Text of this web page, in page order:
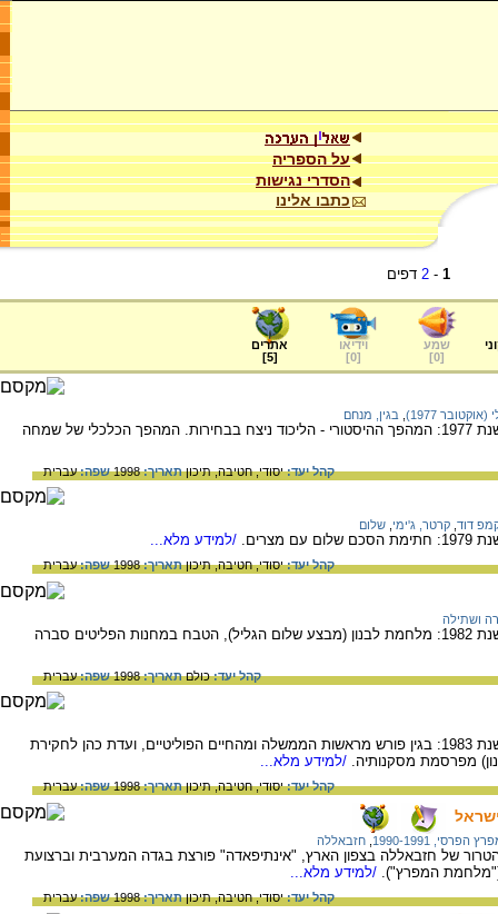
על הספריה
הסדרי נגישות
כתבו אלינו
1
-
2 דפים
שמע
[
0
]
וידיאו
[
0
]
אתרים
[
5
]
1977) בגין, מנחם
האירועים החשובים שארעו במדינת ישראל בשנת 1977: המהפך ההיסטורי - הליכוד ניצח בבחירות. המהפך הכלכלי של שמחה
קהל יעד:יסודי,חטיבה,תיכוןתאריך:1998 שפה:עברית
דוד קרטר, ג'ימי שלום
/למידע מלא...
קהל יעד:יסודי,חטיבה,תיכוןתאריך:1998 שפה:עברית
ושתילה
האירועים החשובים שארעו במדינת ישראל בשנת 1982: מלחמת לבנון (מבצע שלום הגליל), הטבח במחנות הפליטים סברה
קהל יעד:כולםתאריך:1998 שפה:עברית
האירועים החשובים שארעו במדינת ישראל בשנת 1983: בגין פורש מראשות הממשלה ומהחיים הפוליטיים, ועדת כהן לחקירת
מפרסמת מסקנותיה. /למידע מלא...
קהל יעד:יסודי,חטיבה,תיכוןתאריך:1998 שפה:עברית
1990-1991 חזבאללה
של חזבאללה בצפון הארץ, "אינתיפאדה" פורצת בגדה המערבית וברצועת
("מלחמת המפרץ"). /למידע מלא...
קהל יעד:יסודי,חטיבה,תיכוןתאריך:1998 שפה:עברית